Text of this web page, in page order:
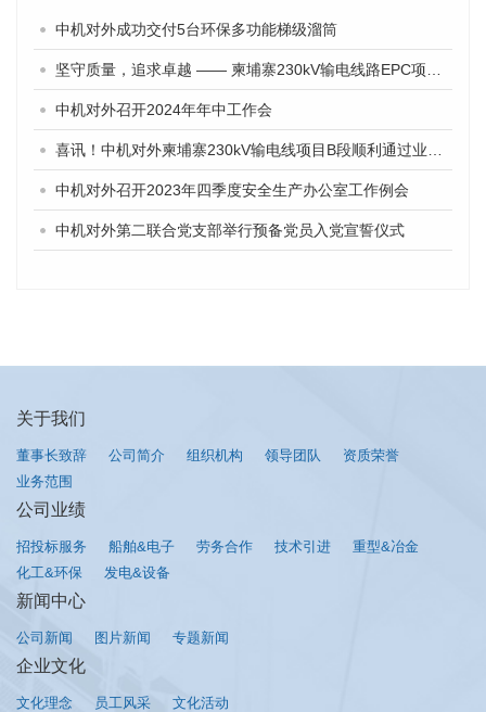
中机对外成功交付5台环保多功能梯级溜筒
中机对外召开2024年年中工作会
中机对外召开2023年四季度安全生产办公室工作例会
中机对外第二联合党支部举行预备党员入党宣誓仪式
关于我们
董事长致辞 公司简介 组织机构 领导团队
资质荣誉
业务范围
公司业绩
招投标服务 船舶&电子 劳务合作 技术引进
重型&冶金
化工&环保
发电&设备
新闻中心
公司新闻 图片新闻 专题新闻
企业文化
文化理念 员工风采 文化活动